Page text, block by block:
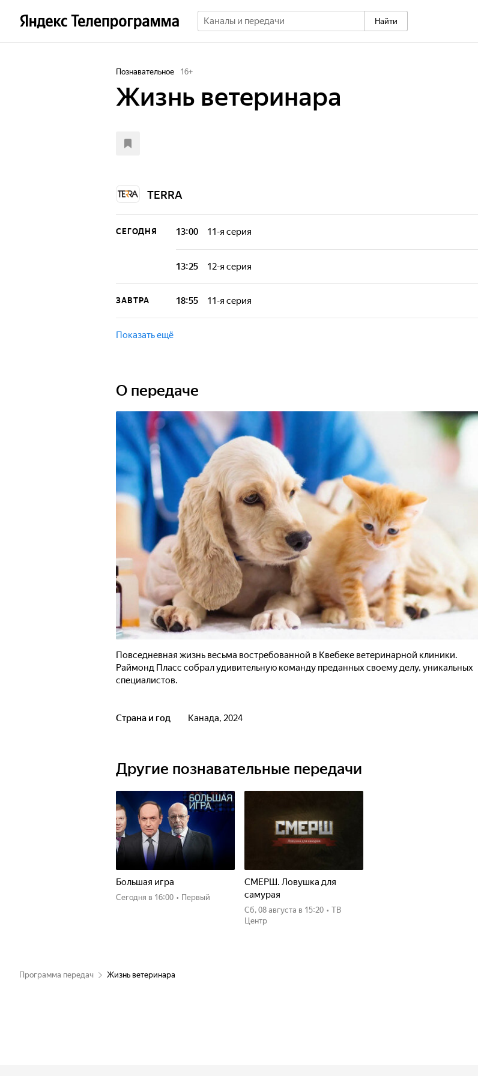
Найти
Познавательное 16+
Жизнь ветеринара
TERRA
СЕГОДНЯ 13:00 11-я серия
Повседневная жизнь весьма востребованной в Квебеке
команду преданных своему делу, уникальных специалистов.
13:25 12-я серия
Повседневная жизнь весьма востребованной в Квебеке
ветеринарной клиники. Раймонд Пласс собрал удивительную
команду преданных своему делу, уникальных специалистов.
ЗАВТРА 18:55 11-я серия
Повседневная жизнь весьма востребованной в Квебеке
Показать ещё
О передаче
Повседневная жизнь весьма востребованной в Квебеке ветеринарной клиники.
Раймонд Пласс собрал удивительную команду преданных своему делу, уникальных
специалистов.
Страна и год Канада, 2024
Другие познавательные передачи
Большая игра
Сегодня в 16:00 • Первый
СМЕРШ. Ловушка для
самурая
сб, 08 августа в 15:20 • ТВ
Центр
Программа передач Жизнь ветеринара